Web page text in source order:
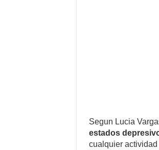
Segun Lucia
estados
cualquier